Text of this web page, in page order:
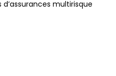
multirisque